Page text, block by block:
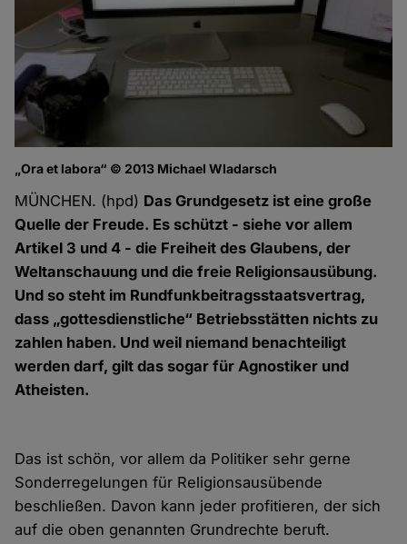
„Ora et labora“ © 2013 Michael Wladarsch
MÜNCHEN. (hpd) Das Grundgesetz ist eine große
Quelle der Freude. Es schützt - siehe vor allem
Artikel 3 und 4 - die Freiheit des Glaubens, der
Weltanschauung und die freie Religionsausübung.
Und so steht im Rundfunkbeitragsstaatsvertrag,
dass „gottesdienstliche“ Betriebsstätten nichts zu
zahlen haben. Und weil niemand benachteiligt
werden darf, gilt das sogar für Agnostiker und
Atheisten.
Das ist schön, vor allem da Politiker sehr gerne
Sonderregelungen für Religionsausübende
beschließen. Davon kann jeder profitieren, der sich
auf die oben genannten Grundrechte beruft.